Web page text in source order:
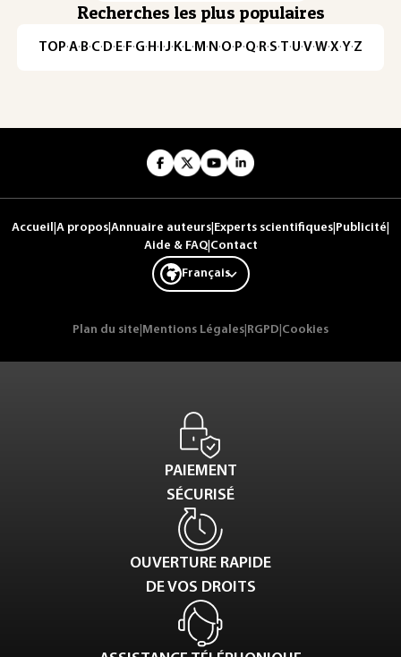
Recherches les plus populaires
TOP·A·B·C· D· E· F·G· H · ·J· K· L· M · N ·O· P·Q· R·S·T·U·V·W·X·Y·Z
Accueil A propos Annuaire auteurs Experts scientifiques Publicité
Aide & FAQ| Contact
Français
Plan du site Mentions Légales RGPD Cookies
PAIEMENT
SÉCURISÉ
OUVERTURE RAPIDE
DE VOS DROITS